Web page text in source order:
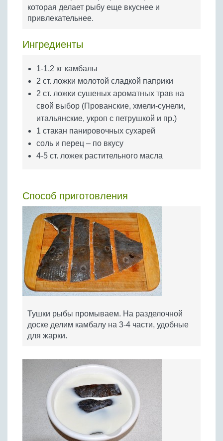
Бобовые
Яйца
которая делает рыбу еще вкуснее и
привлекательнее.
Ингредиенты
1-1,2 кг камбалы
2 ст. ложки молотой сладкой паприки
2 ст. ложки сушеных ароматных трав на
свой выбор (Прованские, хмели-сунели,
итальянские, укроп с петрушкой и пр.)
1 стакан панировочных сухарей
соль и перец – по вкусу
4-5 ст. ложек растительного масла
Способ приготовления
Тушки рыбы промываем. На разделочной
доске делим камбалу на 3-4 части, удобные
для жарки.